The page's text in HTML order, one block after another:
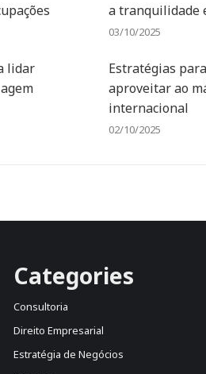
a tranquilidade
03/10/2025
lidar
Estratégias
aproveitar ao
internacional
02/10/2025
Categories
Consultoria
Direito Empresarial
Estratégia de Negócios